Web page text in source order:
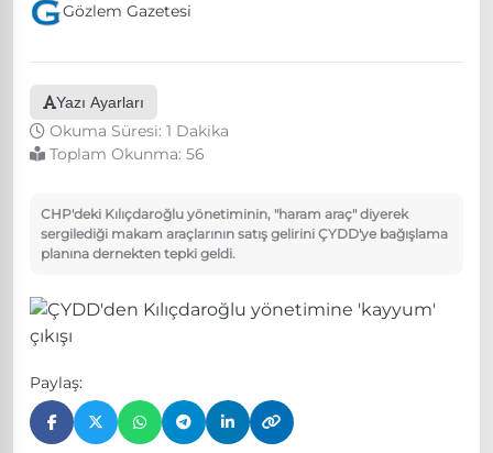
Gözlem Gazetesi
Yazı Ayarları
Okuma Süresi: 1 Dakika
Toplam Okunma: 56
CHP'deki Kılıçdaroğlu yönetiminin, "haram araç" diyerek
sergilediği makam araçlarının satış gelirini ÇYDD'ye bağışlama
planına dernekten tepki geldi.
Paylaş: